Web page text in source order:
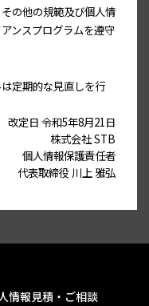
の他の規範及び個人情
ンスプログラムを遵守
定期的な見直しを行
改定日 令和5年8月21日
株式会社 STB
個人情報保護責任者
代表取締役 川上 雅弘
情報見積・ご相談